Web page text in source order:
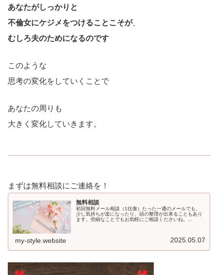
あなたがしっかりと
不倫女にケジメをつけることこそが、
むしろ夫のためになるのです
このような
思考の変化をしていくことで
あなたの周りも
大きく変化していきます。
まずは無料相談にご連絡を！
無料相談
初回無料メール相談（1往復）たった一通のメールでも、
少し気持ちが楽になったり、頭の整理が出来ることもあり
ます。些細なことでもお気軽にご相談くださいね。...
my-style.website 2025.05.07